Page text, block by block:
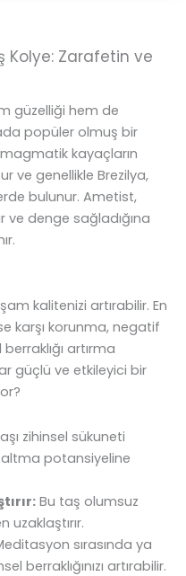
Kolye: Zarafetin ve
güzelliği hem de
popüler olmuş bir
kayaçların
ve genellikle Brezilya,
bulunur. Ametist,
ve denge sağladığına
kalitenizi artırabilir. En
karşı korunma, negatif
artırma
güçlü ve etkileyici bir
zihinsel sükuneti
potansiyeline
Bu taş olumsuz
uzaklaştırır.
sırasında ya
berraklığınızı artırabilir.